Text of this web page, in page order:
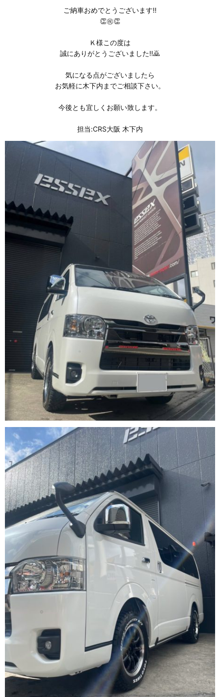
ご納車おめでとうございます‼️
👏㊗️👏
Ｋ様この度は
誠にありがとうございました⁡‼️🙇
気になる点がございましたら
お気軽に木下内までご相談下さい。
今後とも宜しくお願い致します。
担当:CRS大阪 木下内